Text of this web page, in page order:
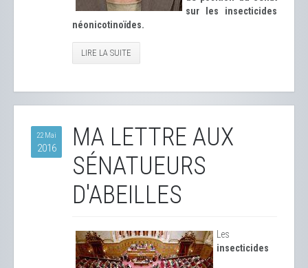
sur les insecticides
néonicotinoïdes.
LIRE LA SUITE
22 Mai
2016
MA LETTRE AUX
SÉNATUEURS
D'ABEILLES
Les
insecticides